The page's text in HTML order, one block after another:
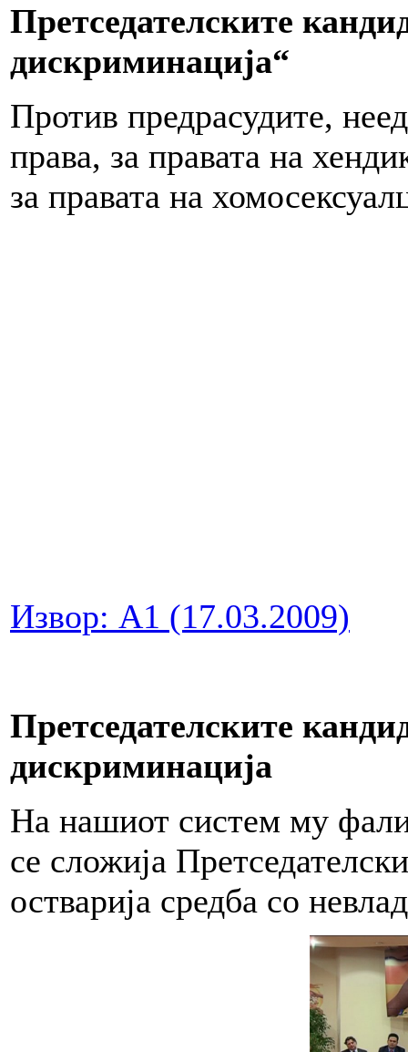
Претседателските
дискриминација“
Против предрасудите,
права, за правата на
за правата на
Извор: А1 (17.03.2009)
Претседателските
дискриминација
На нашиот систем му
се сложија
остварија средба со